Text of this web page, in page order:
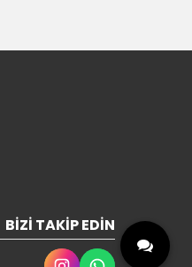
BIZI TAKIP EDIN